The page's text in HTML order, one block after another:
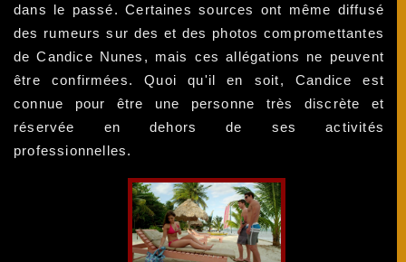
dans le passé. Certaines sources ont même diffusé
des rumeurs sur des et des photos compromettantes
de Candice Nunes, mais ces allégations ne peuvent
être confirmées. Quoi qu'il en soit, Candice est
connue pour être une personne très discrète et
réservée en dehors de ses activités
professionnelles.